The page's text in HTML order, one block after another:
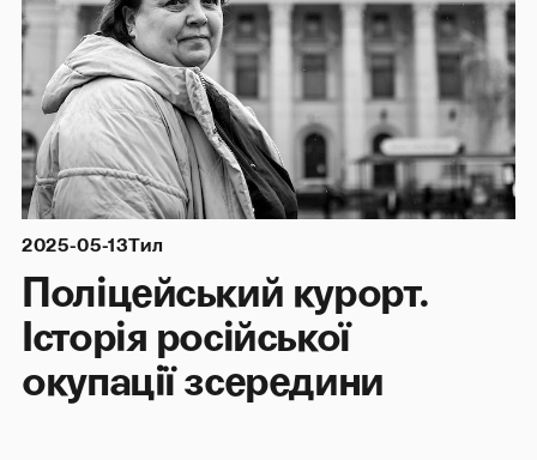
2025-05-13Тил
Поліцейський курорт.
Історія російської
окупації зсередини